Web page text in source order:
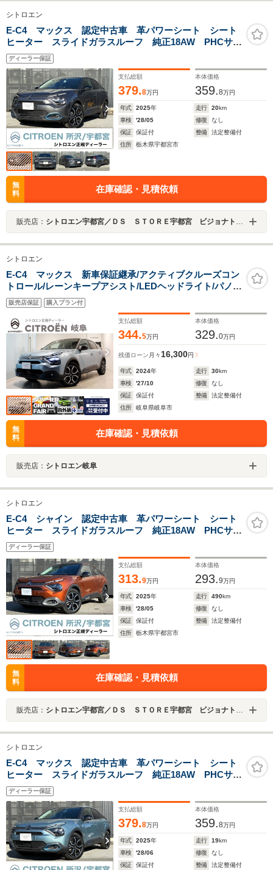
シトロエン
E-C4 マックス 認定中古車 革パワーシート シート
ヒーター スライドガラスルーフ 純正18AW PHCサス
ペンション アダプティブクルーズコントロール LED
シグネチャーライト フォグランプ Bluetooth接続 10
インチモニター
ディーラー保証
支払総額
379.8万円
本体価格
359.8万円
年式 2025年 走行 20km
車検
'28/05 修復
なし
保証
保証付 整備
法定整備付
住所
栃木県宇都宮市
無
料
在庫確認・見積依頼
販売店： シトロエン宇都宮／ＤＳ ＳＴＯＲＥ宇都宮 ビジョナトレーディング（株） ビジョナグループ
シトロエン
E-C4 マックス 新車保証継承/アクティブクルーズコン
トロール/レーンキープアシスト/LEDヘッドライト/パノラ
ミックガラスルーフ/バックカメラ/1オーナー/禁煙車
販売店保証 購入プラン付
支払総額
344.5万円
本体価格
329.0万円
残価ローン 月々 16,300円
年式 2024年 走行 30km
車検
'27/10 修復
なし
保証
保証付 整備
法定整備付
住所
岐阜県岐阜市
無
料
在庫確認・見積依頼
販売店： シトロエン岐阜
シトロエン
E-C4 シャイン 認定中古車 革パワーシート シート
ヒーター スライドガラスルーフ 純正18AW PHCサス
ペンション アダプティブクルーズコントロール LED
シグネチャーライト フォグランプ Bluetooth接続 10
インチモニター
ディーラー保証
支払総額
313.9万円
本体価格
293.9万円
年式 2025年 走行 490km
車検
'28/05 修復
なし
保証
保証付 整備
法定整備付
住所
栃木県宇都宮市
無
料
在庫確認・見積依頼
販売店： シトロエン宇都宮／ＤＳ ＳＴＯＲＥ宇都宮 ビジョナトレーディング（株） ビジョナグループ
シトロエン
E-C4 マックス 認定中古車 革パワーシート シート
ヒーター スライドガラスルーフ 純正18AW PHCサス
ペンション アダプティブクルーズコントロール LED
シグネチャーライト フォグランプ Bluetooth接続 10
インチモニター
ディーラー保証
支払総額
379.8万円
本体価格
359.8万円
年式 2025年 走行 19km
車検
'28/06 修復
なし
保証
保証付 整備 法定整備付